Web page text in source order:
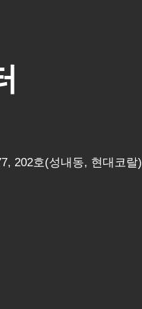
202호(성내동, 현대코랄)